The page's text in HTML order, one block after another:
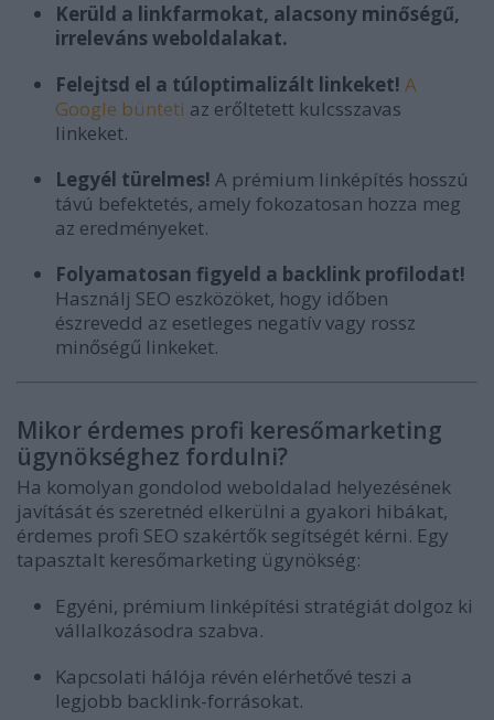
Kerüld a linkfarmokat, alacsony minőségű,
irreleváns weboldalakat.
Felejtsd el a túloptimalizált linkeket! A
Google bünteti az erőltetett kulcsszavas
linkeket.
Legyél türelmes! A prémium linképítés hosszú
távú befektetés, amely fokozatosan hozza meg
az eredményeket.
Folyamatosan figyeld a backlink profilodat!
Használj SEO eszközöket, hogy időben
észrevedd az esetleges negatív vagy rossz
minőségű linkeket.
Mikor érdemes profi keresőmarketing
ügynökséghez fordulni?
Ha komolyan gondolod weboldalad helyezésének
javítását és szeretnéd elkerülni a gyakori hibákat,
érdemes profi SEO szakértők segítségét kérni. Egy
tapasztalt keresőmarketing ügynökség:
Egyéni, prémium linképítési stratégiát dolgoz ki
vállalkozásodra szabva.
Kapcsolati hálója révén elérhetővé teszi a
legjobb backlink-forrásokat.